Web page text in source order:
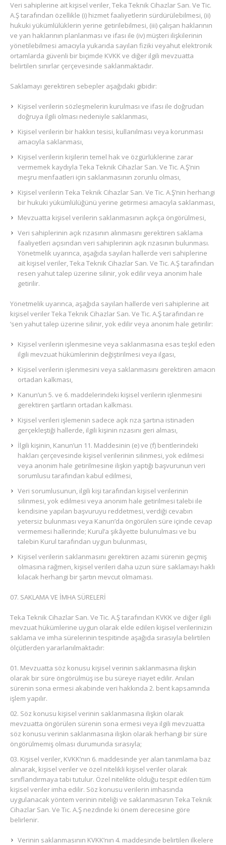
Veri sahiplerine ait kişisel veriler, Teka Teknik Cihazlar San. Ve Tic.
A.Ş tarafından özellikle (i) hizmet faaliyetlerin sürdürülebilmesi, (ii)
hukuki yükümlülüklerin yerine getirilebilmesi, (iii) çalışan haklarının
ve yan haklarının planlanması ve ifası ile (iv) müşteri ilişkilerinin
yönetilebilmesi amacıyla yukarıda sayılan fiziki veyahut elektronik
ortamlarda güvenli bir biçimde KVKK ve diğer ilgili mevzuatta
belirtilen sınırlar çerçevesinde saklanmaktadır.
Saklamayı gerektiren sebepler aşağıdaki gibidir:
Kişisel verilerin sözleşmelerin kurulması ve ifası ile doğrudan
doğruya ilgili olması nedeniyle saklanması,
Kişisel verilerin bir hakkın tesisi, kullanılması veya korunması
amacıyla saklanması,
Kişisel verilerin kişilerin temel hak ve özgürlüklerine zarar
vermemek kaydıyla Teka Teknik Cihazlar San. Ve Tic. A.Ş’nin
meşru menfaatleri için saklanmasının zorunlu olması,
Kişisel verilerin Teka Teknik Cihazlar San. Ve Tic. A.Ş’nin herhangi
bir hukuki yükümlülüğünü yerine getirmesi amacıyla saklanması,
Mevzuatta kişisel verilerin saklanmasının açıkça öngörülmesi,
Veri sahiplerinin açık rızasının alınmasını gerektiren saklama
faaliyetleri açısından veri sahiplerinin açık rızasının bulunması.
Yönetmelik uyarınca, aşağıda sayılan hallerde veri sahiplerine
ait kişisel veriler, Teka Teknik Cihazlar San. Ve Tic. A.Ş tarafından
resen yahut talep üzerine silinir, yok edilir veya anonim hale
getirilir.
Yönetmelik uyarınca, aşağıda sayılan hallerde veri sahiplerine ait
kişisel veriler Teka Teknik Cihazlar San. Ve Tic. A.Ş tarafından re
’sen yahut talep üzerine silinir, yok edilir veya anonim hale getirilir:
Kişisel verilerin işlenmesine veya saklanmasına esas teşkil eden
ilgili mevzuat hükümlerinin değiştirilmesi veya ilgası,
Kişisel verilerin işlenmesini veya saklanmasını gerektiren amacın
ortadan kalkması,
Kanun’un 5. ve 6. maddelerindeki kişisel verilerin işlenmesini
gerektiren şartların ortadan kalkması.
Kişisel verileri işlemenin sadece açık rıza şartına istinaden
gerçekleştiği hallerde, ilgili kişinin rızasını geri alması,
İlgili kişinin, Kanun’un 11. Maddesinin (e) ve (f) bentlerindeki
hakları çerçevesinde kişisel verilerinin silinmesi, yok edilmesi
veya anonim hale getirilmesine ilişkin yaptığı başvurunun veri
sorumlusu tarafından kabul edilmesi,
Veri sorumlusunun, ilgili kişi tarafından kişisel verilerinin
silinmesi, yok edilmesi veya anonim hale getirilmesi talebi ile
kendisine yapılan başvuruyu reddetmesi, verdiği cevabın
yetersiz bulunması veya Kanun’da öngörülen süre içinde cevap
vermemesi hallerinde; Kurul’a şikâyette bulunulması ve bu
talebin Kurul tarafından uygun bulunması,
Kişisel verilerin saklanmasını gerektiren azami sürenin geçmiş
olmasına rağmen, kişisel verileri daha uzun süre saklamayı haklı
kılacak herhangi bir şartın mevcut olmaması.
SAKLAMA VE İMHA SÜRELERİ
Teka Teknik Cihazlar San. Ve Tic. A.Ş tarafından KVKK ve diğer ilgili
mevzuat hükümlerine uygun olarak elde edilen kişisel verilerinizin
saklama ve imha sürelerinin tespitinde aşağıda sırasıyla belirtilen
ölçütlerden yararlanılmaktadır:
Mevzuatta söz konusu kişisel verinin saklanmasına ilişkin
olarak bir süre öngörülmüş ise bu süreye riayet edilir. Anılan
sürenin sona ermesi akabinde veri hakkında 2. bent kapsamında
işlem yapılır.
Söz konusu kişisel verinin saklanmasına ilişkin olarak
mevzuatta öngörülen sürenin sona ermesi veya ilgili mevzuatta
söz konusu verinin saklanmasına ilişkin olarak herhangi bir süre
öngörülmemiş olması durumunda sırasıyla;
Kişisel veriler, KVKK’nın 6. maddesinde yer alan tanımlama baz
alınarak, kişisel veriler ve özel nitelikli kişisel veriler olarak
sınıflandırmaya tabi tutulur. Özel nitelikte olduğu tespit edilen tüm
kişisel veriler imha edilir. Söz konusu verilerin imhasında
uygulanacak yöntem verinin niteliği ve saklanmasının Teka Teknik
Cihazlar San. Ve Tic. A.Ş nezdinde ki önem derecesine göre
belirlenir.
Verinin saklanmasının KVKK’nın 4. maddesinde belirtilen ilkelere